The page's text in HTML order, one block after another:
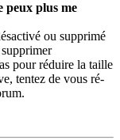
peux plus me
ou supprimé
pour réduire la taille
tentez de vous ré-